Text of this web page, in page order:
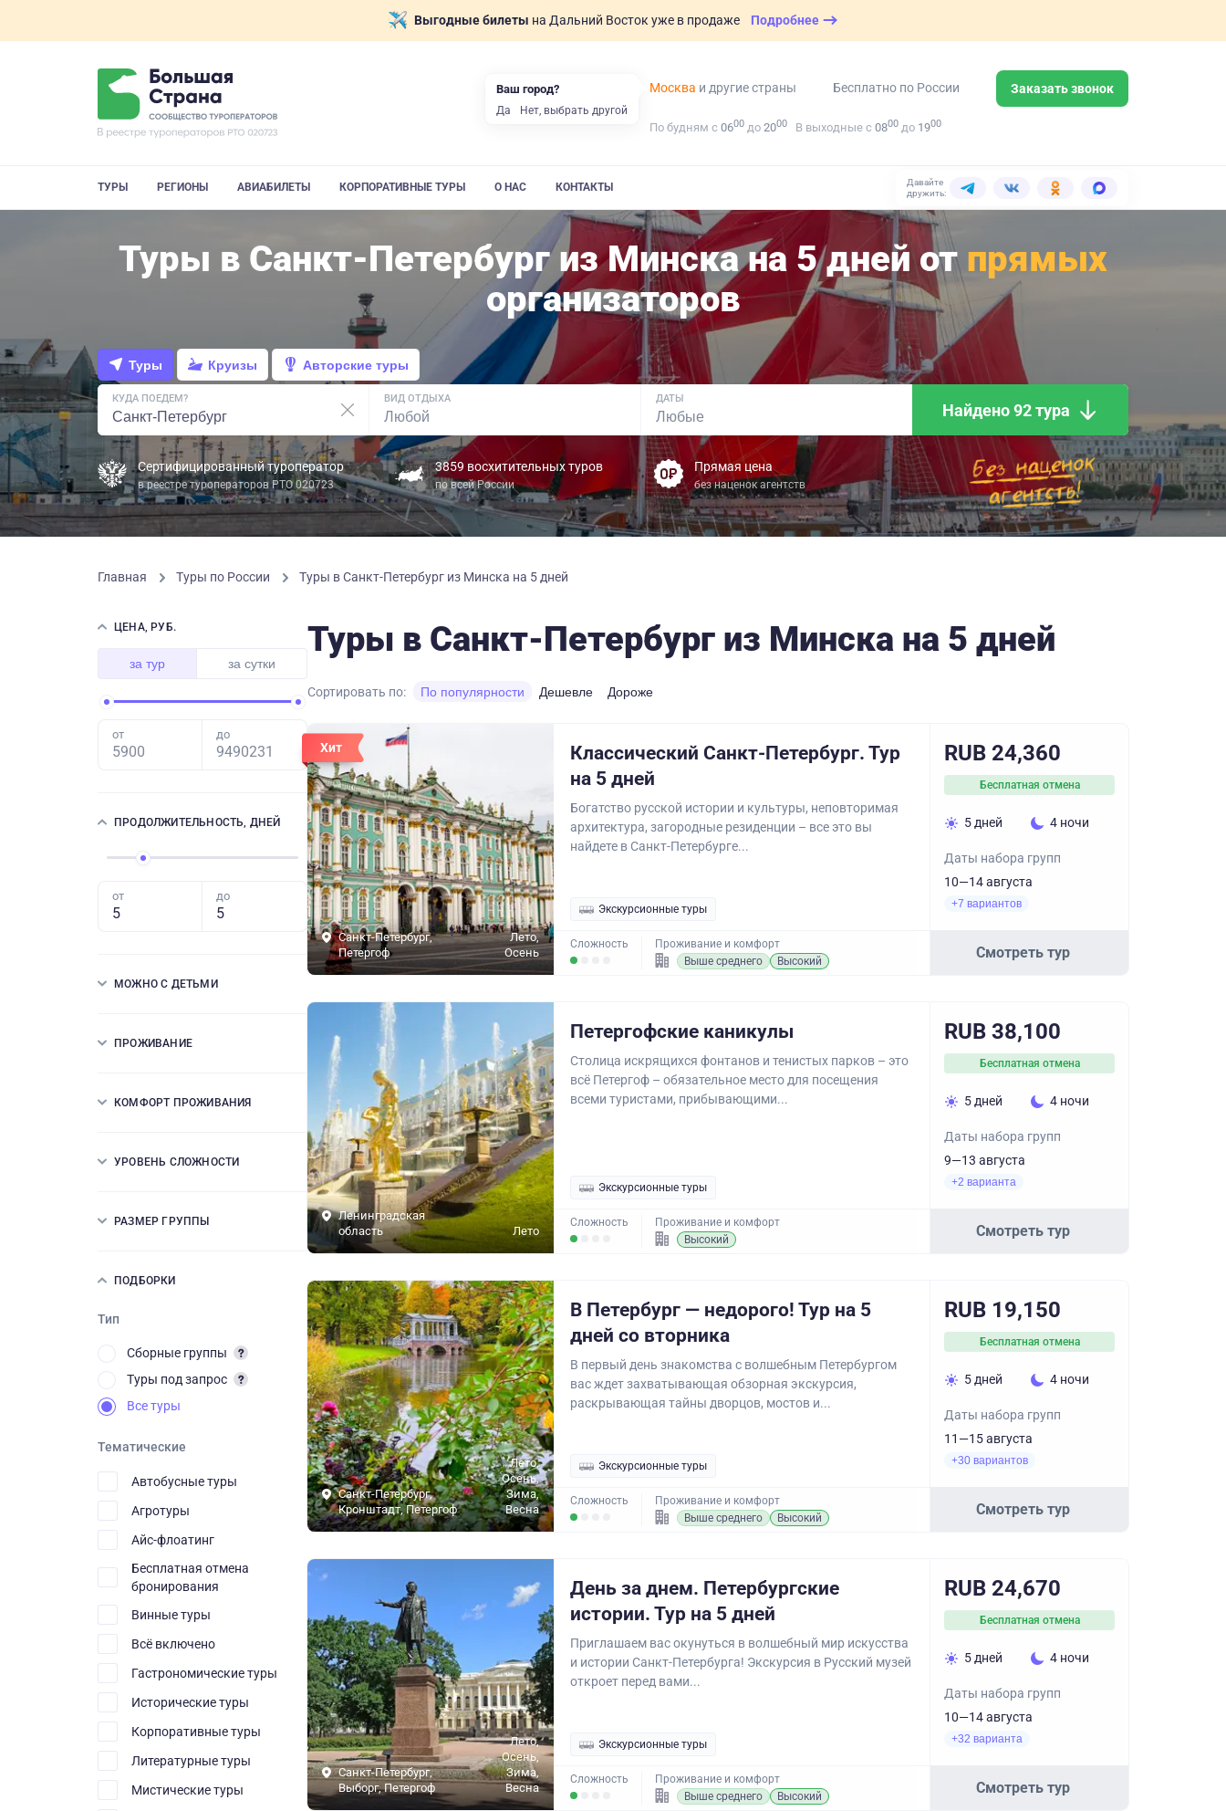
Выгодные билеты на Дальний Восток уже в продаже Подробнее
Москва и другие страны Бесплатно по России Заказать звонок
По будням с 0600 до 2000 В выходные с 0800 до 1900
ТУРЫ РЕГИОНЫ АВИАБИЛЕТЫ КОРПОРАТИВНЫЕ ТУРЫ О НАС КОНТАКТЫ
Давайте
дружить:
Туры в Санкт-Петербург из Минска на 5 дней отпрямых
организаторов
Туры Круизы Авторские туры
КУДА ПОЕДЕМ? ВИД ОТДЫХА ДАТЫ
Найдено 92 тура
Сертифицированный туроператор
в реестре туроператоров РТО 020723
3859 восхитительных туров
по всей России
Прямая цена
без наценок агентств
Главная Туры по России Туры в Санкт-Петербург из Минска на 5 дней
ЦЕНА, РУБ.
за тур за сутки
от до
ПРОДОЛЖИТЕЛЬНОСТЬ, ДНЕЙ
от до
МОЖНО С ДЕТЬМИ
ПРОЖИВАНИЕ
КОМФОРТ ПРОЖИВАНИЯ
УРОВЕНЬ СЛОЖНОСТИ
РАЗМЕР ГРУППЫ
ПОДБОРКИ
Тип
Сборные группы
Туры под запрос
Все туры
Тематические
Автобусные туры
Агротуры
Айс-флоатинг
Бесплатная отмена
бронирования
Винные туры
Всё включено
Гастрономические туры
Исторические туры
Корпоративные туры
Литературные туры
Мистические туры
Туры в Санкт-Петербург из Минска на 5 дней
Сортировать по: По популярности Дешевле Дороже
Хит
Санкт-Петербург,
Петергоф
Лето,
Осень
Классический Санкт-Петербург. Тур
на 5 дней
Богатство русской истории и культуры, неповторимая
архитектура, загородные резиденции – все это вы
найдете в Санкт-Петербурге...
Экскурсионные туры
Сложность
Проживание и комфорт
Выше среднего
Высокий
RUB 24,360
Бесплатная отмена
5 дней 4 ночи
Даты набора групп
10—14 августа
+7 вариантов
Смотреть тур
Ленинградская
область
Лето
Петергофские каникулы
Столица искрящихся фонтанов и тенистых парков – это
всё Петергоф – обязательное место для посещения
всеми туристами, прибывающими...
Экскурсионные туры
Сложность
Проживание и комфорт
Высокий
RUB 38,100
Бесплатная отмена
5 дней 4 ночи
Даты набора групп
9—13 августа
+2 варианта
Смотреть тур
Санкт-Петербург,
Кронштадт, Петергоф
Лето,
Осень,
Зима,
Весна
В Петербург — недорого! Тур на 5
дней со вторника
В первый день знакомства с волшебным Петербургом
вас ждет захватывающая обзорная экскурсия,
раскрывающая тайны дворцов, мостов и...
Экскурсионные туры
Сложность
Проживание и комфорт
Выше среднего
Высокий
RUB 19,150
Бесплатная отмена
5 дней 4 ночи
Даты набора групп
11—15 августа
+30 вариантов
Смотреть тур
Санкт-Петербург,
Выборг, Петергоф
Лето,
Осень,
Зима,
Весна
День за днем. Петербургские
истории. Тур на 5 дней
Приглашаем вас окунуться в волшебный мир искусства
и истории Санкт-Петербурга! Экскурсия в Русский музей
откроет перед вами...
Экскурсионные туры
Сложность
Проживание и комфорт
Выше среднего
Высокий
RUB 24,670
Бесплатная отмена
5 дней 4 ночи
Даты набора групп
10—14 августа
+32 варианта
Смотреть тур
Ваш город?
Да Нет, выбрать другой